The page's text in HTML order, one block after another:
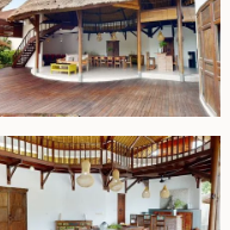
oleh dek kayu
tempat yang
lingkungan hijau
terhubung ke ruang